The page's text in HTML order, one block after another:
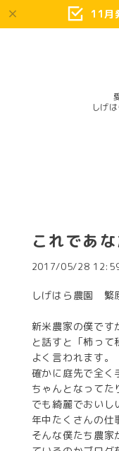
11月
これであ
2017/05/28
しげはら農園 繁
新米農家の僕です
と話すと「柿っ
よく言われます。
確かに庭先で全く
ちゃんとなってた
でも綺麗でおいし
年中たくさんの仕
そんな僕たち農家